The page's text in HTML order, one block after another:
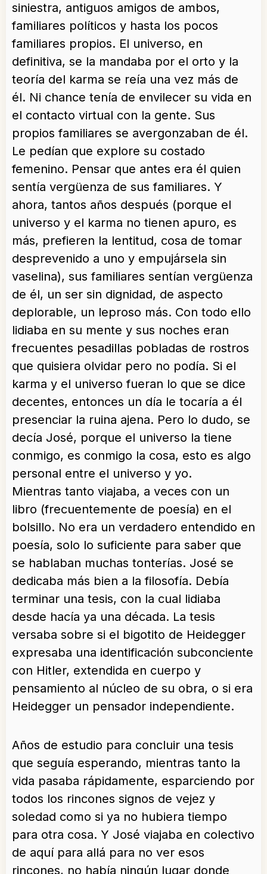
siniestra, antiguos amigos de ambos,
familiares políticos y hasta los pocos
familiares propios. El universo, en
definitiva, se la mandaba por el orto y la
teoría del karma se reía una vez más de
él. Ni chance tenía de envilecer su vida en
el contacto virtual con la gente. Sus
propios familiares se avergonzaban de él.
Le pedían que explore su costado
femenino. Pensar que antes era él quien
sentía vergüenza de sus familiares. Y
ahora, tantos años después (porque el
universo y el karma no tienen apuro, es
más, prefieren la lentitud, cosa de tomar
desprevenido a uno y empujársela sin
vaselina), sus familiares sentían vergüenza
de él, un ser sin dignidad, de aspecto
deplorable, un leproso más. Con todo ello
lidiaba en su mente y sus noches eran
frecuentes pesadillas pobladas de rostros
que quisiera olvidar pero no podía. Si el
karma y el universo fueran lo que se dice
decentes, entonces un día le tocaría a él
presenciar la ruina ajena. Pero lo dudo, se
decía José, porque el universo la tiene
conmigo, es conmigo la cosa, esto es algo
personal entre el universo y yo.
Mientras tanto viajaba, a veces con un
libro (frecuentemente de poesía) en el
bolsillo. No era un verdadero entendido en
poesía, solo lo suficiente para saber que
se hablaban muchas tonterías. José se
dedicaba más bien a la filosofía. Debía
terminar una tesis, con la cual lidiaba
desde hacía ya una década. La tesis
versaba sobre si el bigotito de Heidegger
expresaba una identificación subconciente
con Hitler, extendida en cuerpo y
pensamiento al núcleo de su obra, o si era
Heidegger un pensador independiente.
Años de estudio para concluir una tesis
que seguía esperando, mientras tanto la
vida pasaba rápidamente, esparciendo por
todos los rincones signos de vejez y
soledad como si ya no hubiera tiempo
para otra cosa. Y José viajaba en colectivo
de aquí para allá para no ver esos
rincones, no había ningún lugar donde